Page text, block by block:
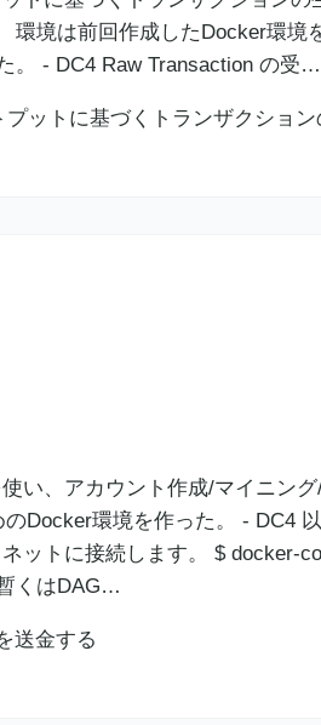
環境は前回作成したDocker環境
。 - DC4 Raw Transaction の受…
い、アカウント作成/マイニン
Docker環境を作った。 - DC4
ットに接続します。 $ docker-
くはDAG…